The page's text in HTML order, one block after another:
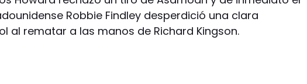
Robbie Findley desperdició una clara
al rematar a las manos de Richard Kingson.